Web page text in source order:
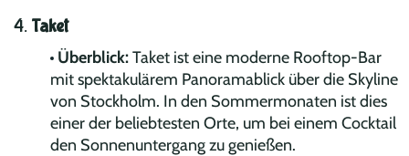
4. Taket
Überblick:Taket ist eine moderne Rooftop-Bar
mit spektakulärem Panoramablick über die Skyline
von Stockholm. In den Sommermonaten ist dies
einer der beliebtesten Orte, um bei einem Cocktail
den Sonnenuntergang zu genießen.